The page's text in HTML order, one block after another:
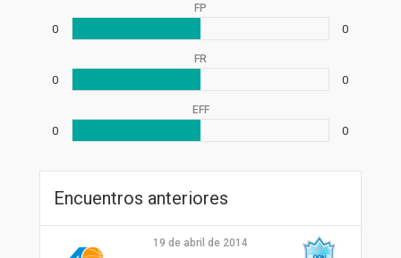
FP
0 0
FR
0 0
EFF
0 0
Encuentros anteriores
19 de abril de 2014